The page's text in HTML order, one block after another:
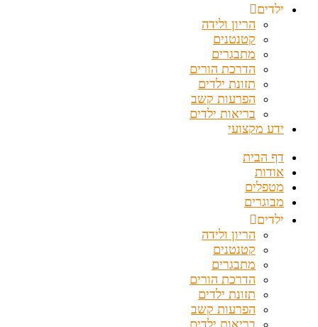
ילדים
הריון ולידה
קטנטנים
מתבגרים
הדרכת הורים
תזונת ילדים
הפרעות קשב
בריאות ילדים
ידע מקצועי
דף הבית
אודות
מטפלים
מבוגרים
ילדים
הריון ולידה
קטנטנים
מתבגרים
הדרכת הורים
תזונת ילדים
הפרעות קשב
בריאות ילדים